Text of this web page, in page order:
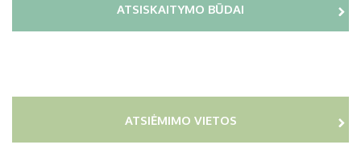
ATSISKAITYMO BŪDAI
ATSIĖMIMO VIETOS